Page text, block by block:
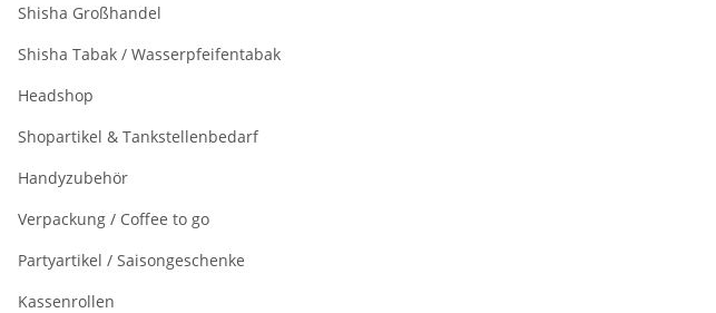
Shisha Großhandel
Shisha Tabak / Wasserpfeifentabak
Headshop
Shopartikel & Tankstellenbedarf
Handyzubehör
Verpackung / Coffee to go
Partyartikel / Saisongeschenke
Kassenrollen